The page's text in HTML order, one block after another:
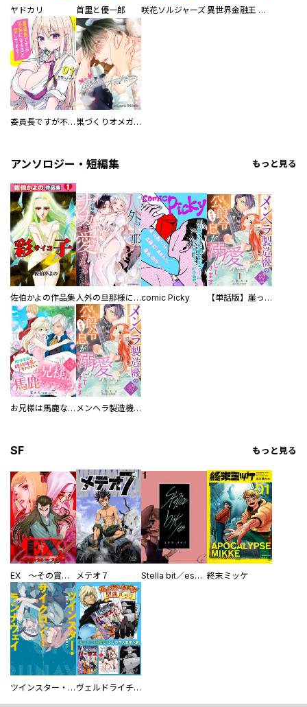
ヤドカリ 首里と優一郎 咲花ソルジャーズ 異世界金融王 ～クローネ・ゴルディオンの覇道～
委員長ですが不良になるほど恋してます！ 巣づくりオメガバース
アンソロジー・短編集 もっと見る
佐伯かよの作品集 人外の旦那様に娶られ毎晩ナカまで愛される…。アンソロジーcomic Picky 【単話版】崖っぷち令嬢ですが、意地と策略で幸せになります！シリーズ
お兄様は馬鹿なんですか？～地味王女は婚約破棄に巻き込まれる～ メンヘラ製造機の公爵令息（過保護）が溺愛してきます
SF もっと見る
EX ～その賞金稼ぎは、世界の出口を探す～【単行本版】 メテオ７ Stella bit／es【単話版】 終末ミッケ
ツインスター・サイクロン・ランナウェイ ヴェルドライチオシ聖典パック 『転スラ』ミニ画集付き シリウス人気作３選